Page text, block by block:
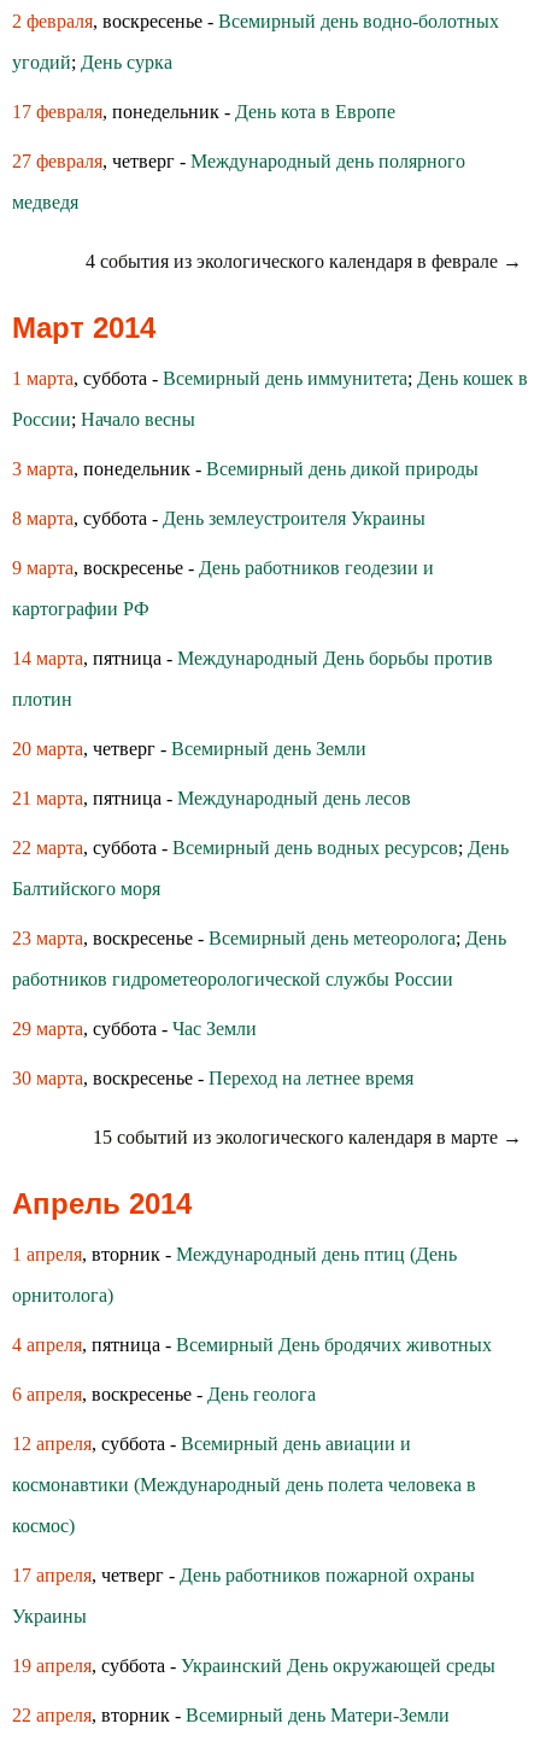
2 февраля, воскресенье - Всемирный день водно-болотных
угодий; День сурка
17 февраля, понедельник - День кота в Европе
27 февраля, четверг - Международный день полярного
медведя
4 события из экологического календаря в феврале →
Март 2014
1 марта, суббота - Всемирный день иммунитета; День кошек в
России; Начало весны
3 марта, понедельник - Всемирный день дикой природы
8 марта, суббота - День землеустроителя Украины
9 марта, воскресенье - День работников геодезии и
картографии РФ
14 марта, пятница - Международный День борьбы против
плотин
20 марта, четверг - Всемирный день Земли
21 марта, пятница - Международный день лесов
22 марта, суббота - Всемирный день водных ресурсов; День
Балтийского моря
23 марта, воскресенье - Всемирный день метеоролога; День
работников гидрометеорологической службы России
29 марта, суббота - Час Земли
30 марта, воскресенье - Переход на летнее время
15 событий из экологического календаря в марте →
Апрель 2014
1 апреля, вторник - Международный день птиц (День
орнитолога)
4 апреля, пятница - Всемирный День бродячих животных
6 апреля, воскресенье - День геолога
12 апреля, суббота - Всемирный день авиации и
космонавтики (Международный день полета человека в
космос)
17 апреля, четверг - День работников пожарной охраны
Украины
19 апреля, суббота - Украинский День окружающей среды
22 апреля, вторник - Всемирный день Матери-Земли